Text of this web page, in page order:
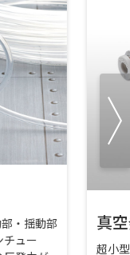
・揺動部
チュー
真
超小